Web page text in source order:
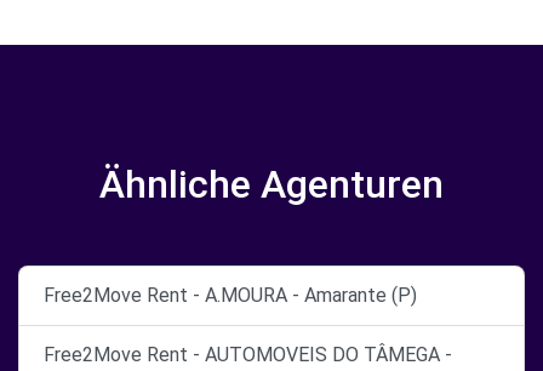
Ähnliche Agenturen
Free2Move Rent - A.MOURA - Amarante (P)
Free2Move Rent - AUTOMOVEIS DO TÂMEGA -